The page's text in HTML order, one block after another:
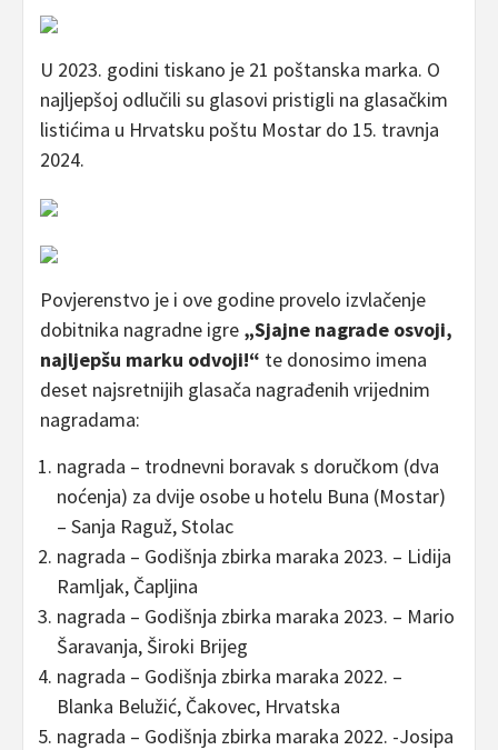
U 2023. godini tiskano je 21 poštanska marka. O
najljepšoj odlučili su glasovi pristigli na glasačkim
listićima u Hrvatsku poštu Mostar do 15. travnja
2024.
Povjerenstvo je i ove godine provelo izvlačenje
dobitnika nagradne igre „Sjajne nagrade osvoji,
najljepšu marku odvoji!“ te donosimo imena
deset najsretnijih glasača nagrađenih vrijednim
nagradama:
nagrada – trodnevni boravak s doručkom (dva
noćenja) za dvije osobe u hotelu Buna (Mostar)
– Sanja Raguž, Stolac
nagrada – Godišnja zbirka maraka 2023. – Lidija
Ramljak, Čapljina
nagrada – Godišnja zbirka maraka 2023. – Mario
Šaravanja, Široki Brijeg
nagrada – Godišnja zbirka maraka 2022. –
Blanka Belužić, Čakovec, Hrvatska
nagrada – Godišnja zbirka maraka 2022. -Josipa